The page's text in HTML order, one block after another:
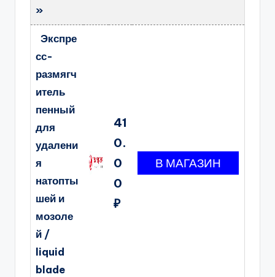
»
Экспре
сс-
размягч
итель
пенный
для
удалени
я
натопты
шей и
мозоле
й /
liquid
blade
41
0.
0
0
₽